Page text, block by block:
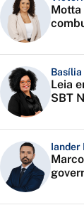
Motta
Leia
SBT
Iander